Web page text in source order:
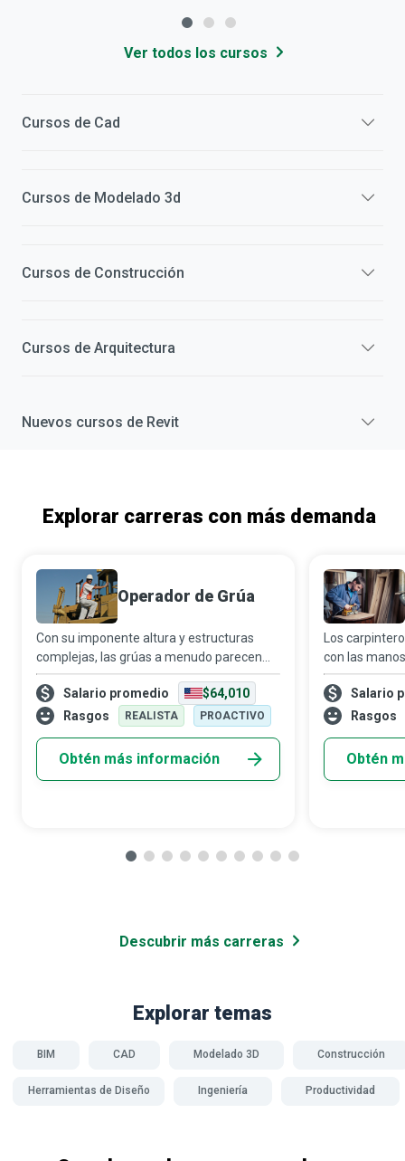
Ver todos los cursos
Cursos de Cad
Cursos de Modelado 3d
Cursos de Construcción
Cursos de Arquitectura
Nuevos cursos de Revit
Explorar carreras con más demanda
Operador de Grúa
Con su imponente altura y estructuras
complejas, las grúas a menudo parecen
robots Transformers sacados de una
película de Michael Bay. Como operador de
grúa, podrías formarte para manejar y
Salario promedio
$64,010
Rasgos
REALISTA PROACTIVO
Obtén más información
Los
con las
crear objetos
partir de la
elegir ser
Salario
Rasgos
Obtén
Descubrir más carreras
Explorar temas
BIM CAD Modelado 3D Construcción
Herramientas de Diseño Ingeniería Productividad